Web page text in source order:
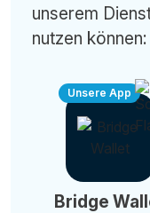
unserem
nutzen können:
Unsere App
Bridge